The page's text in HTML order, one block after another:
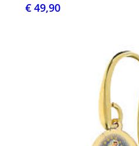
€ 49,90